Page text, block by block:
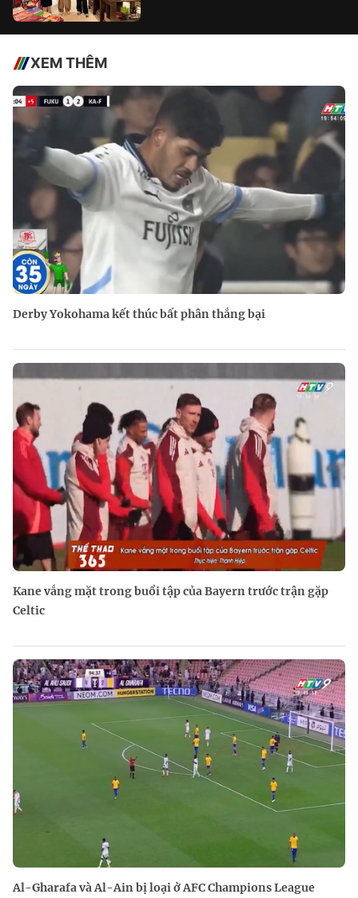
XEM THÊM
Derby Yokohama kết thúc bất phân thắng bại
Kane vắng mặt trong buổi tập của Bayern trước trận gặp
Celtic
Al-Gharafa và Al-Ain bị loại ở AFC Champions League